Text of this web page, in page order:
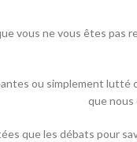
vous ne vous êtes
ou simplement
que nous
que les débats pour